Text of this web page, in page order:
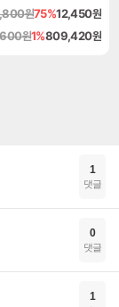
원75%12,450원
원1%809,420원
1
댓글
0
댓글
1